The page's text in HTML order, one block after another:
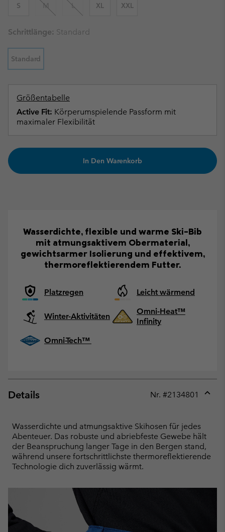
S M L XL XXL
Schrittlänge: Standard
Standard
Größentabelle
Active Fit: Körperumspielende Passform mit
maximaler Flexibilität
In Den Warenkorb
Wasserdichte, flexible und warme Ski-Bib
mit atmungsaktivem Obermaterial,
gewichtsarmer Isolierung und effektivem,
thermoreflektierendem Futter.
Platzregen Leicht wärmend
Winter-Aktivitäten
Omni-Heat™
Infinity
Omni-Tech™
Details Nr. #2134801
Wasserdichte und atmungsaktive Skihosen für jedes
Abenteuer. Das robuste und abriebfeste Gewebe hält
der Beanspruchung langer Tage in den Bergen stand,
während unsere fortschrittlichste thermoreflektierende
Technologie dich zuverlässig wärmt.